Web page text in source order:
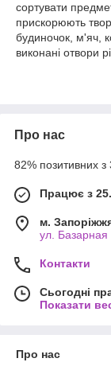
сортувати
прискорюють
будиночок, м'яч,
виконані отвори
розвиваю у
Сортери -
Пірамідки з
соски, котика.
це ви зможете
Про нас
82% позитивних з
Працює з
м.
ул. Базарная
Контакти
Сьогодні
Показати
Про нас